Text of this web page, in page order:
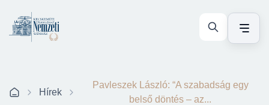
Hírek
Pavleszek László: “A szabadság egy
belső döntés – az...